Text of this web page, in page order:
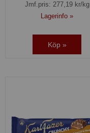
Jmf.pris: 277,19kr/kg
Lagerinfo »
Köp »